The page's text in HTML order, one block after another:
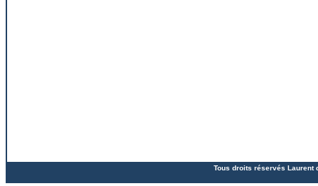
Tous droits réservés Laurent